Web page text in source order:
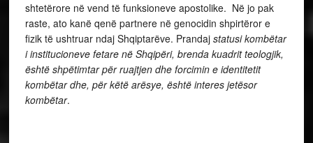
shtetërore në vend të funksioneve apostolike. Në jo pak
raste, ato kanë qenë partnere në genocidin shpirtëror e
fizik të ushtruar ndaj Shqiptarëve. Prandaj statusi kombëtar
i institucioneve fetare në Shqipëri, brenda kuadrit teologjik,
është shpëtimtar për ruajtjen dhe forcimin e identitetit
kombëtar dhe, për këtë arësye, është interes jetësor
kombëtar.